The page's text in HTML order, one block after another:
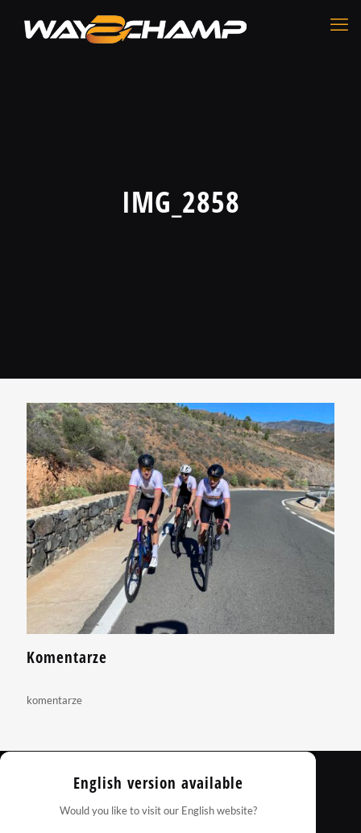
IMG_2858
Komentarze
komentarze
English version available
Would you like to visit our English website?